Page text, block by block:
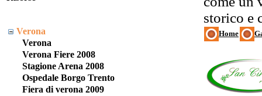
Verona
Verona
Verona Fiere 2008
Stagione Arena 2008
Ospedale Borgo Trento
Fiera di verona 2009
storico e
Home